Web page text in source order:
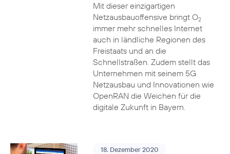
Mit dieser einzigartigen
Netzausbauoffensive bringt O2
immer mehr schnelles Internet
auch in ländliche Regionen des
Freistaats und an die
Schnellstraßen. Zudem stellt das
Unternehmen mit seinem 5G
Netzausbau und Innovationen wie
OpenRAN die Weichen für die
digitale Zukunft in Bayern.
18. Dezember 2020